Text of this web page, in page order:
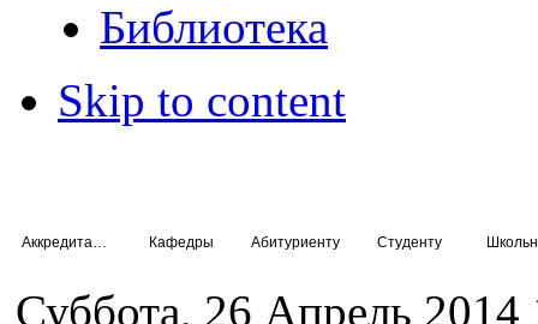
Библиотека
Skip to content
Кафедры Абитуриенту Студенту
Суббота, 26 Апрель 2014